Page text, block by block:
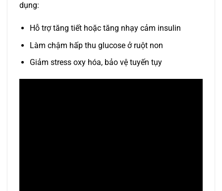
dụng:
Hỗ trợ tăng tiết hoặc tăng nhạy cảm insulin
Làm chậm hấp thu glucose ở ruột non
Giảm stress oxy hóa, bảo vệ tuyến tụy